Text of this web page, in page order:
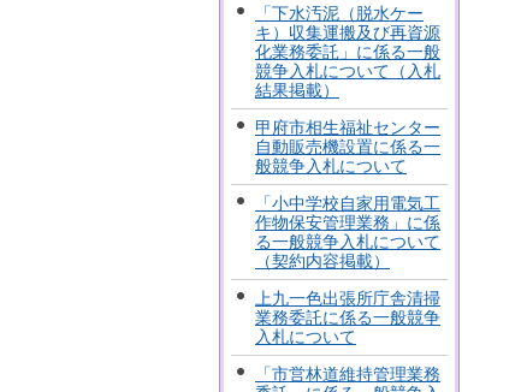
「下水汚泥（脱水ケー
キ）収集運搬及び再資源
化業務委託」に係る一般
競争入札について（入札
結果掲載）
甲府市相生福祉センター
自動販売機設置に係る一
般競争入札について
「小中学校自家用電気工
作物保安管理業務」に係
る一般競争入札について
（契約内容掲載）
上九一色出張所庁舎清掃
業務委託に係る一般競争
入札について
「市営林道維持管理業務